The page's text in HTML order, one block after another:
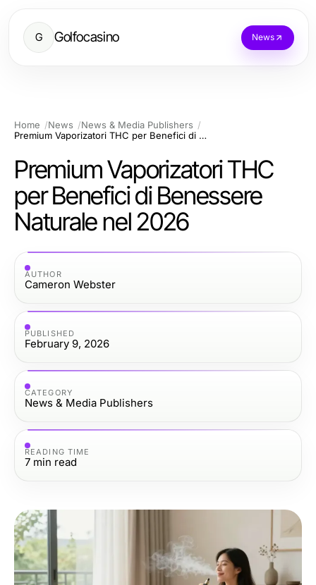
G Golfocasino News
Home News
News & Media Publishers
Premium Vaporizatori THC per Benefici di Benessere Naturale nel 2026
Premium Vaporizatori THC
per Benefici di Benessere
Naturale nel 2026
AUTHOR
Cameron Webster
PUBLISHED
February 9, 2026
CATEGORY
News & Media Publishers
READING TIME
7 min read